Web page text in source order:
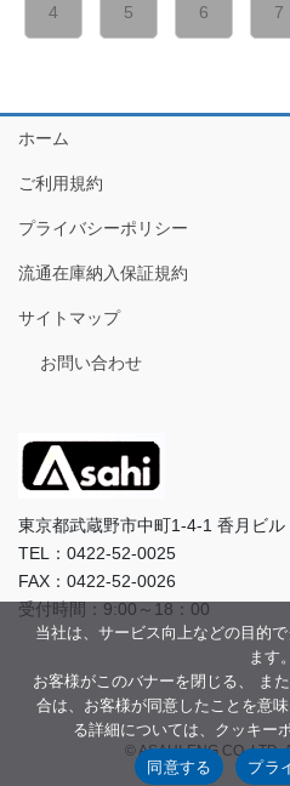
4 5 6 7
ホーム
ご利用規約
プライバシーポリシー
流通在庫納入保証規約
サイトマップ
お問い合わせ
東京都武蔵野市中町1-4-1 香月ビル
TEL：0422-52-0025
FAX：0422-52-0026
受付時間：9:00～18：00
© ASAHI-ENG CO.,LTD.
当社は、サービス向上などの目的
ます。
お客様がこのバナーを閉じる、 ま
合は、お客様が同意したことを意
る詳細については、クッキー
同意する
プラ